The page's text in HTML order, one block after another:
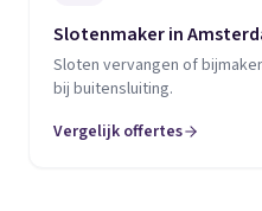
Slotenmaker in
Sloten vervangen of
bij buitensluiting.
Vergelijk offertes